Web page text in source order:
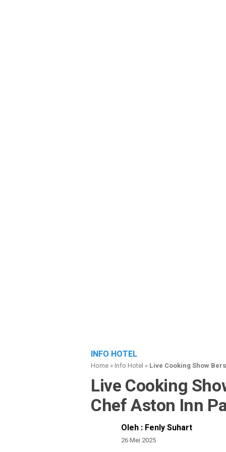
INFO HOTEL
Home »Info Hotel » Live Cooking Show
Live Cooking
Chef Aston Inn
Oleh : Fenly Suhart
26 Mei 2025